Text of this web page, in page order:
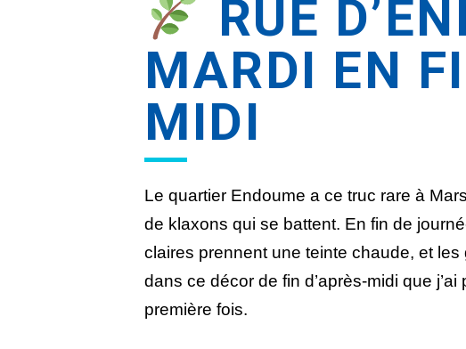
RUE
MARDI EN
MIDI
Le quartier Endoume a ce truc rare à
de klaxons qui se battent. En fin de
claires prennent une teinte chaude, et les
dans ce décor de fin d’après-midi que
première fois.